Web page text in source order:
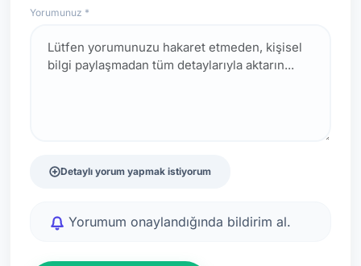
Yorumunuz *
Detaylı yorum yapmak istiyorum
Yorumum onaylandığında bildirim al.